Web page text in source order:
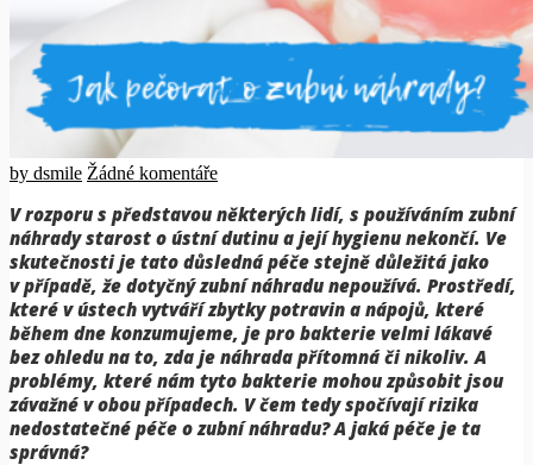
by dsmile Žádné komentáře
V rozporu s představou některých lidí, s používáním zubní
náhrady starost o ústní dutinu a její hygienu nekončí. Ve
skutečnosti je tato důsledná péče stejně důležitá jako
v případě, že dotyčný zubní náhradu nepoužívá. Prostředí,
které v ústech vytváří zbytky potravin a nápojů, které
během dne konzumujeme, je pro bakterie velmi lákavé
bez ohledu na to, zda je náhrada přítomná či nikoliv. A
problémy, které nám tyto bakterie mohou způsobit jsou
závažné v obou případech. V čem tedy spočívají rizika
nedostatečné péče o zubní náhradu? A jaká péče je ta
správná?